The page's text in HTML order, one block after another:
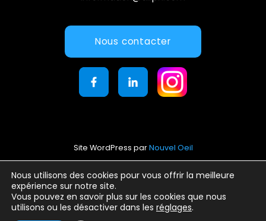
Nous utilisons des cookies pour vous offrir la meilleure
expérience sur notre site.
Vous pouvez en savoir plus sur les cookies que nous
utilisons ou les désactiver dans les réglages.
Nous contacter
Site WordPress parNouvel Oeil
Mentions légales
Conditions générales d’utilisation
Politique de confidentialité